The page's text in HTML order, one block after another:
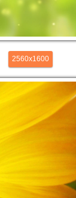
2560x1600